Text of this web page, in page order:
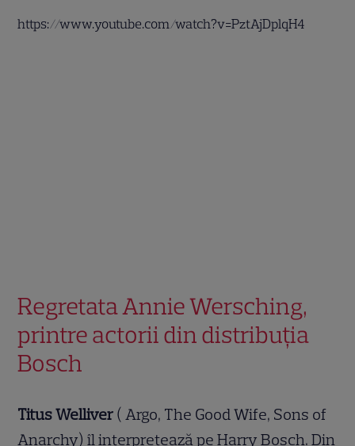
https://www.youtube.com/watch?v=PztAjDplqH4
Regretata Annie Wersching,
printre actorii din distribuția
Bosch
Titus Welliver ( Argo, The Good Wife, Sons of
Anarchy) îl interpretează pe Harry Bosch. Din